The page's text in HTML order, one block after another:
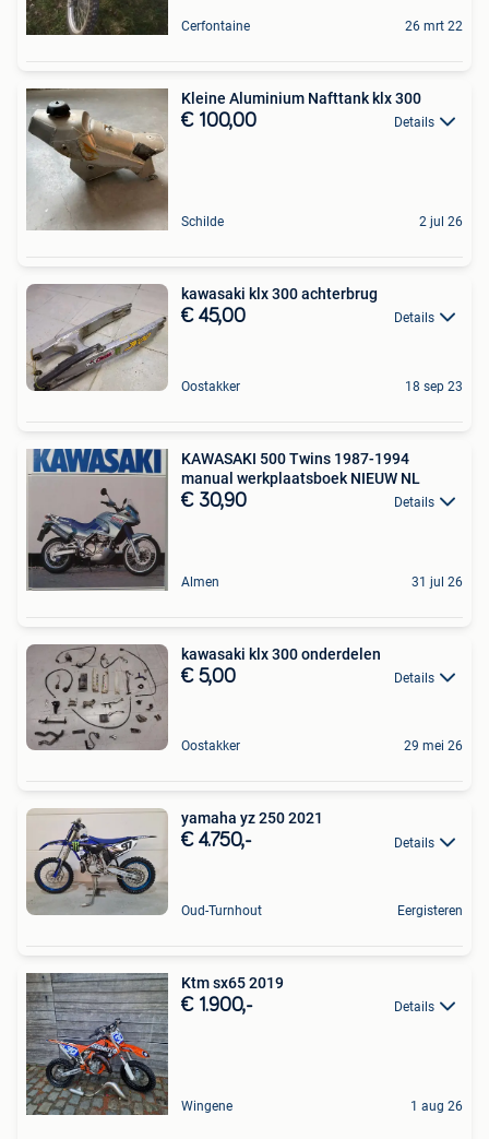
Cerfontaine 26 mrt 22
Kleine Aluminium Nafttank klx 300
€ 100,00 Details
Schilde 2 jul 26
kawasaki klx 300 achterbrug
€ 45,00 Details
Oostakker 18 sep 23
KAWASAKI 500 Twins 1987-1994
manual werkplaatsboek NIEUW NL
€ 30,90 Details
Almen 31 jul 26
kawasaki klx 300 onderdelen
€ 5,00 Details
Oostakker 29 mei 26
yamaha yz 250 2021
€ 4.750,- Details
Oud-Turnhout Eergisteren
Ktm sx65 2019
€ 1.900,- Details
Wingene 1 aug 26